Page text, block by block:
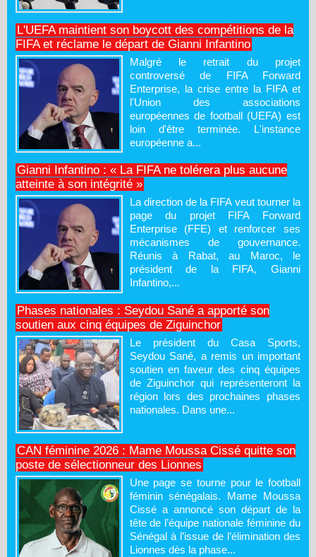
L'UEFA maintient son boycott des compétitions de la
FIFA et réclame le départ de Gianni Infantino
Malgré le retrait du projet
controversé de FIFA Forward
Enterprise, la crise entre la FIFA et
l'Union des associations
européennes de football (UEFA) est
loin d'être terminée. L'instance
européenne a...
Gianni Infantino : « La FIFA ne tolérera plus aucune
atteinte à son intégrité »
La direction de la FIFA veut tourner la
page du projet FIFA Forward
Enterprise (FFE) et renforcer ses
mécanismes de gouvernance.
Réunis à Rabat, au Maroc, le
président de la FIFA, Gianni
Infantino,...
Phases nationales : Seydou Sané a apporté son
soutien aux cinq équipes de Ziguinchor
Le président du Casa Sports,
Seydou Sané, a remis un important
soutien en faveur des cinq équipes
de Ziguinchor qui représenteront la
région lors des prochaines phases
nationales. Dans une...
CAN féminine 2026 : Mame Moussa Cissé quitte son
poste de sélectionneur des Lionnes
Une page se tourne pour le football
féminin sénégalais. Mame Moussa
Cissé a annoncé son départ de la
tête de l’équipe nationale féminine du
Sénégal à l’issue de l’élimination des
Lionnes dès la phase...